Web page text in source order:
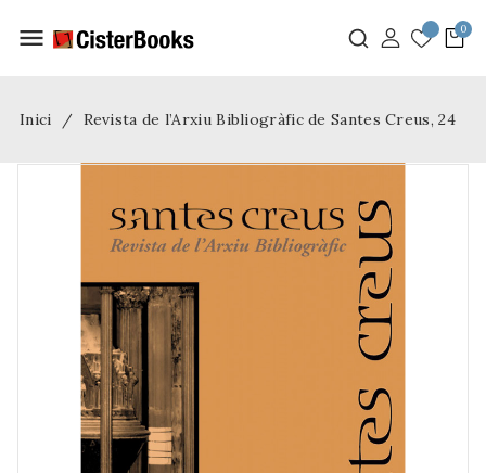
menu
Inici Revista de l’Arxiu Bibliogràfic de Santes Creus, 24